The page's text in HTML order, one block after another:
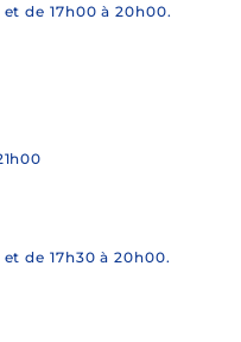
de 17h00 à 20h00.
de 17h30 à 20h00.